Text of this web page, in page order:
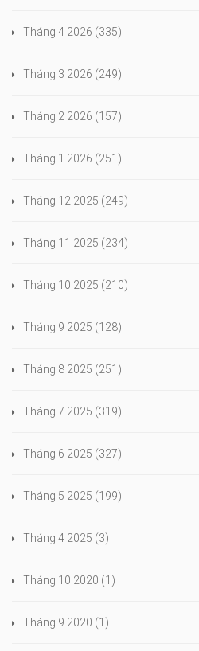
Tháng 4 2026 (335)
Tháng 3 2026 (249)
Tháng 2 2026 (157)
Tháng 1 2026 (251)
Tháng 12 2025 (249)
Tháng 11 2025 (234)
Tháng 10 2025 (210)
Tháng 9 2025 (128)
Tháng 8 2025 (251)
Tháng 7 2025 (319)
Tháng 6 2025 (327)
Tháng 5 2025 (199)
Tháng 4 2025 (3)
Tháng 10 2020 (1)
Tháng 9 2020 (1)